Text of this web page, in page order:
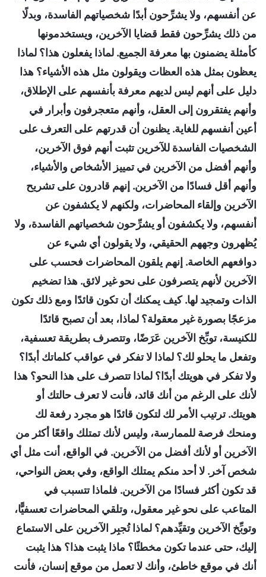
عن أنفسهم، ولا يشرِّحون أبدًا شخصياتهم الفاسدة، وبدلًا
من ذلك يشرِّحون فقط قضايا الآخرين، ويستخدمونها
كأمثلة يضمنون بها معرفة الجميع. لماذا يفعلون هذا؟ لماذا
يعظون بمثل هذه العظات ويقولون مثل هذه الأشياء؟ هذا
دليل على أنهم ليس لديهم معرفة بأنفسهم على الإطلاق،
وأنهم يفتقرون إلى العقل، وأنهم متعجرفون وأبرار في
أعين أنفسهم للغاية. يظنون أن قدرتهم على التعرف على
الشخصيات الفاسدة للآخرين تثبت أنهم فوق الآخرين،
وأنهم أفضل من الآخرين في تمييز الأشخاص والأشياء،
وأنهم أقل فسادًا من الآخرين. إنهم قادرون على تشريح
الآخرين وإلقاء المحاضرات، ولكنهم لا يكشفون عن
أنفسهم، ولا يكشفون أو يشرِّحون شخصياتهم الفاسدة، ولا
يُظهرون وجههم الحقيقي، ولا يقولون أي شيء عن
دوافعهم الخاصة. إنهم يلقون المحاضرات فحسب على
الآخرين لأنهم يتصرفون على نحو غير لائق. هذا تضخيم
الذات وتمجيد لها. كيف يمكنك أن تكون قائدًا ومع ذلك تكون
مزعجًا بصورة غير معقولة؟ لماذا، بعد أن تصبح قائدًا
للكنيسة، توبِّخ الآخرين عَرَضًا، وتتصرف بطريقة تعسفية،
وتفعل ما يحلو لك؟ لماذا لا تفكر في عواقب كلماتك أبدًا؟
ولا تفكر في هويتك أبدًا؟ لماذا تتصرف على هذا النحو؟ هذا
لأنك على الرغم من أنك قائد، فأنت لا تعرف حالتك أو
هويتك. ترتيب الأمر لك لتكون قائدًا هو مجرد رفعة لك
ومنحك فرصة للممارسة، وليس لأنك تمتلك واقعًا أكثر من
الآخرين أو لأنك أفضل من الآخرين. في الواقع، أنت مثل أي
شخص آخر. لا أحد منكم يمتلك الواقع، وفي بعض النواحي،
قد تكون أكثر فسادًا من الآخرين. فلماذا تتسبب في
المتاعب على نحو غير معقول، وتلقي المحاضرات تعسفيًّا،
وتوبِّخ الآخرين وتقيِّدهم؟ لماذا تُجبِر الآخرين على الاستماع
إليك، حتى عندما تكون مخطئًا؟ ماذا يثبت هذا؟ هذا يثبت
أنك في موقع خاطئ، وأنك لا تعمل من موقع إنسان، فأنت